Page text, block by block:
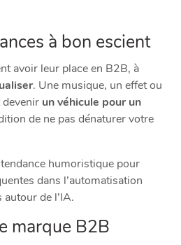
à bon escient
avoir leur place en B2B, à
. Une musique, un effet ou
un véhicule pour un
de ne pas dénaturer votre
humoristique pour
dans l’automatisation
de l’IA.
marque B2B